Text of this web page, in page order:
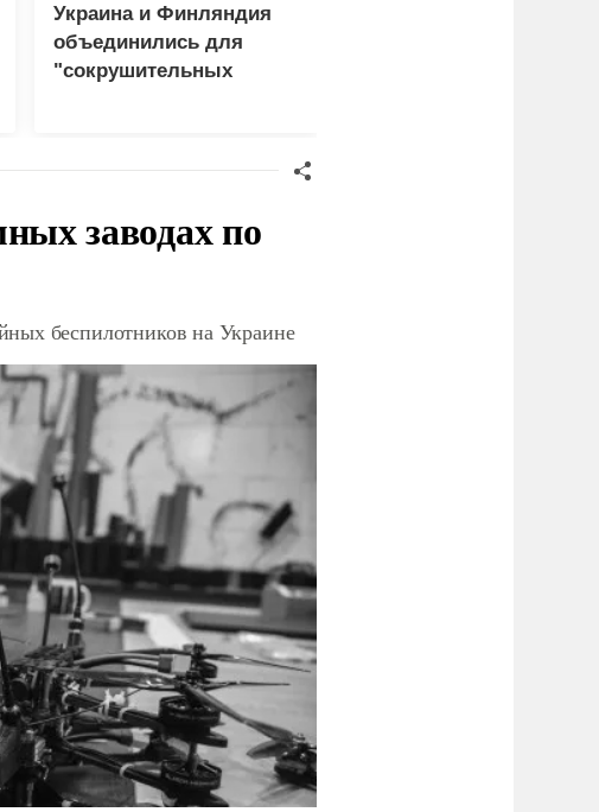
Украина и Финляндия
объединились для
"сокрушительных
заводах по
беспилотников на Украине